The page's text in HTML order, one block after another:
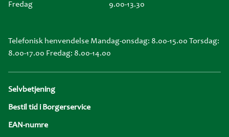
Fredag
9.00-13.30
Telefonisk henvendelse Mandag-onsdag: 8.00-15.00 Torsdag:
8.00-17.00 Fredag: 8.00-14.00
Selvbetjening
Bestil tid i Borgerservice
EAN-numre